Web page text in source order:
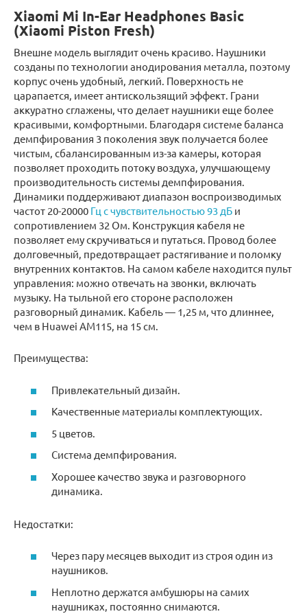
Xiaomi Mi In-Ear Headphones Basic
(Xiaomi Piston Fresh)
Внешне модель выглядит очень красиво. Наушники
созданы по технологии анодирования металла, поэтому
корпус очень удобный, легкий. Поверхность не
царапается, имеет антискользящий эффект. Грани
аккуратно сглажены, что делает наушники еще более
красивыми, комфортными. Благодаря системе баланса
демпфирования 3 поколения звук получается более
чистым, сбалансированным из-за камеры, которая
позволяет проходить потоку воздуха, улучшающему
производительность системы демпфирования.
Динамики поддерживают диапазон воспроизводимых
частот 20-20000 Гц с чувствительностью 93 дБ и
сопротивлением 32 Ом. Конструкция кабеля не
позволяет ему скручиваться и путаться. Провод более
долговечный, предотвращает растягивание и поломку
внутренних контактов. На самом кабеле находится пульт
управления: можно отвечать на звонки, включать
музыку. На тыльной его стороне расположен
разговорный динамик. Кабель — 1,25 м, что длиннее,
чем в Huawei AM115, на 15 см.
Преимущества:
Привлекательный дизайн.
Качественные материалы комплектующих.
5 цветов.
Система демпфирования.
Хорошее качество звука и разговорного
динамика.
Недостатки:
Через пару месяцев выходит из строя один из
наушников.
Неплотно держатся амбушюры на самих
наушниках, постоянно снимаются.